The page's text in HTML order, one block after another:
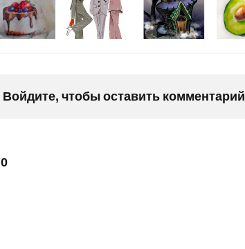
Войдите, чтобы оставить комментарий
0